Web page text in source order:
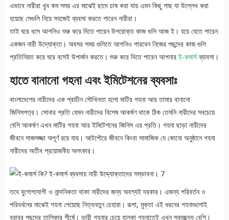
এভাবে নারীরা খুব কম সময় এর মাঝেই ছাদে চাষ করা যায় এমন কিছু গাছ যা উল্লেখ করা
হয়েছে সেগুলি নিয়ে সহজেই ব্যবসা করতে পারেন নারীরা।
তাই ঘরে বসে আপনিও শুরু করে দিতে পারেন উপরোক্ত কাজ গুলি আজ ই। হয়ে যেতে পারেন
একজন নারী উদ্যোক্তা। অবসর সময় গুলিতে আপনিও পারবেন নিজের পছন্দের কাজ গুলি
প্রতিনিয়ত করে ঘরে বসেই উপার্জন করতে। শুরু করে দিতে পারেন আপনারই-কমার্সব্যাবসা।
হাতে বানানো গহনা এবং ইমিটেশনের ব্যবসাঃ
বাংলাদেশের নারীদের এক প্রাচীন সৌখিনতা হলো মাটির গহনা আর তামার বানানো
জিনিসপত্র। সোনার প্রতি যেমন নারীদের বিশেষ আকর্ষণ থাকে ঠিক তেমনি নারীদের সবচেয়ে
বেশি আকর্ষণ এখন মাটির গহনা আর ইমিটেশনের জিনিস এর প্রতি। গহনা ছাড়া নারীদের
জীবনে সাজসজ্জা অপূর্ণ রয়ে যায়। আটপৌরে জীবনে কিংবা সামাজিক যে কোনো অনুষ্ঠানে গহনা
নারীদের অতীব প্রয়োজনীয় অলংকার।
তবে যুগোপযোগী ও নান্দনিকতা থাকা নারীদের জন্য অবশ্যই দরকার। এজন্য পরিবর্তন ও
পরিবর্ধনের মাঝেই গহনা পেয়েছে নিত্যনতুন চেহারা। রূপা, মুক্তা এই ধরনের গহনাগুলোই
বরাবর পছন্দের তালিকার শীর্ষে। ভারী গহনার চেয়ে হালকা গহনাতেই এখন স্বাচ্ছন্দ্য বেশি।